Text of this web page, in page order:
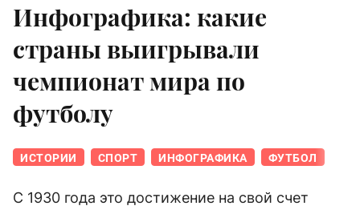
Инфографика: какие
страны выигрывали
чемпионат мира по
футболу
ИСТОРИИ СПОРТ ИНФОГРАФИКА ФУТБОЛ
С 1930 года это достижение на свой счет